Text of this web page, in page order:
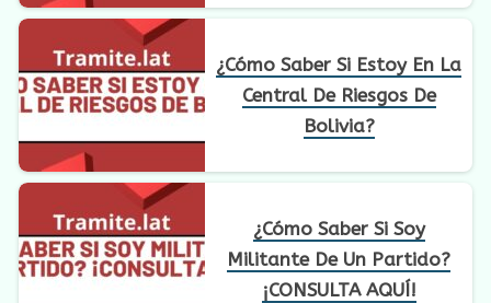
¿Cómo Saber Si Estoy En La
Central De Riesgos De
Bolivia?
¿Cómo Saber Si Soy
Militante De Un Partido?
¡CONSULTA AQUÍ!